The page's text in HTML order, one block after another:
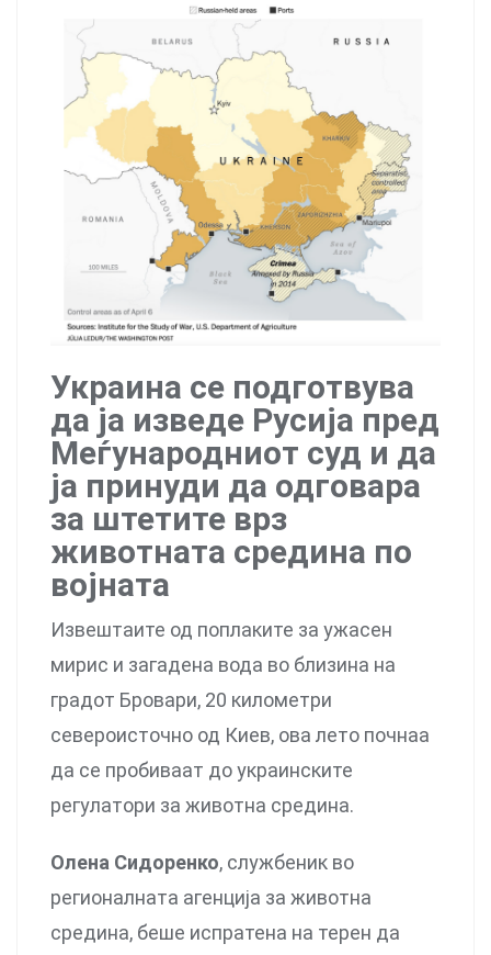
Украина се подготвува
да ја изведе Русија пред
Меѓународниот суд и да
ја принуди да одговара
за штетите врз
животната средина по
војната
Извештаите од поплаките за ужасен
мирис и загадена вода во близина на
градот Бровари, 20 километри
североисточно од Киев, ова лето почнаа
да се пробиваат до украинските
регулатори за животна средина.
Олена Сидоренко, службеник во
регионалната агенција за животна
средина, беше испратена на терен да